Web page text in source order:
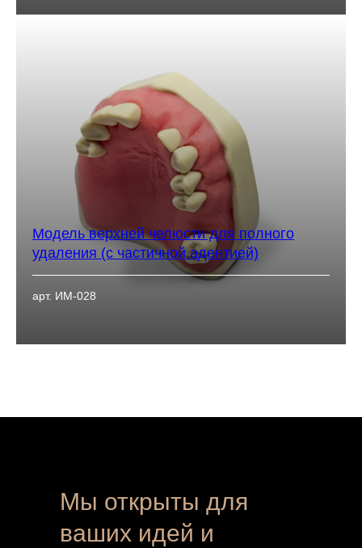
Модель верхней челюсти для полного
удаления (с частичной адентией)
арт. ИМ-028
Мы открыты для
ваших идей и